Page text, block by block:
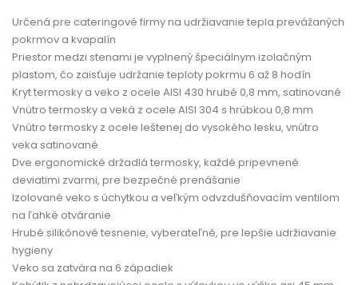
Určená pre cateringové firmy na udržiavanie tepla prevážaných
pokrmov a kvapalín
Priestor medzi stenami je vyplnený špeciálnym izolačným
plastom, čo zaisťuje udržanie teploty pokrmu 6 až 8 hodín
Kryt termosky a veko z ocele AISI 430 hrubé 0,8 mm, satinované
Vnútro termosky a veká z ocele AISI 304 s hrúbkou 0,8 mm
Vnútro termosky z ocele leštenej do vysokého lesku, vnútro
veka satinované
Dve ergonomické držadlá termosky, každé pripevnené
deviatimi zvarmi, pre bezpečné prenášanie
Izolované veko s úchytkou a veľkým odvzdušňovacím ventilom
na ľahké otváranie
Hrubé silikónové tesnenie, vyberateľné, pre lepšie udržiavanie
hygieny
Veko sa zatvára na 6 západiek